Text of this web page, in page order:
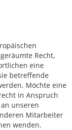
Recht,
eine
betreffende
Möchte eine
in Anspruch
unseren
Mitarbeiter
wenden.